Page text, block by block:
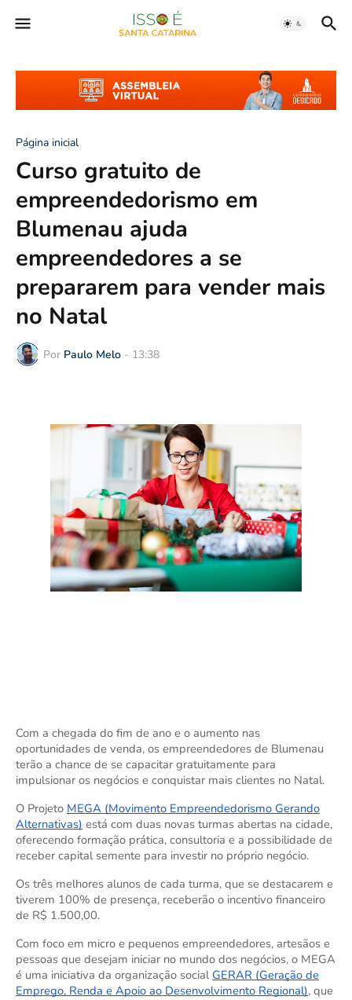
Página inicial
Curso gratuito de
empreendedorismo em
Blumenau ajuda
empreendedores a se
prepararem para vender mais
no Natal
Por Paulo Melo - 13:38
Com a chegada do fim de ano e o aumento nas
oportunidades de venda, os empreendedores de Blumenau
terão a chance de se capacitar gratuitamente para
impulsionar os negócios e conquistar mais clientes no Natal.
O Projeto MEGA (Movimento Empreendedorismo Gerando
Alternativas) está com duas novas turmas abertas na cidade,
oferecendo formação prática, consultoria e a possibilidade de
receber capital semente para investir no próprio negócio.
Os três melhores alunos de cada turma, que se destacarem e
tiverem 100% de presença, receberão o incentivo financeiro
de R$ 1.500,00.
Com foco em micro e pequenos empreendedores, artesãos e
pessoas que desejam iniciar no mundo dos negócios, o MEGA
é uma iniciativa da organização social GERAR (Geração de
Emprego, Renda e Apoio ao Desenvolvimento Regional), que